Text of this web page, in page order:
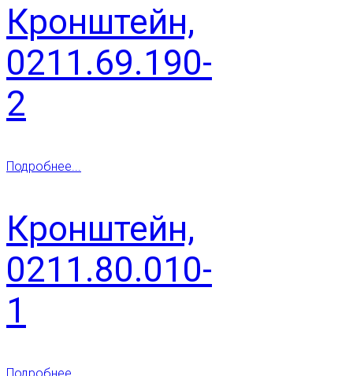
Кронштейн,
0211.69.190-
2
Подробнее...
Кронштейн,
0211.80.010-
1
Подробнее...